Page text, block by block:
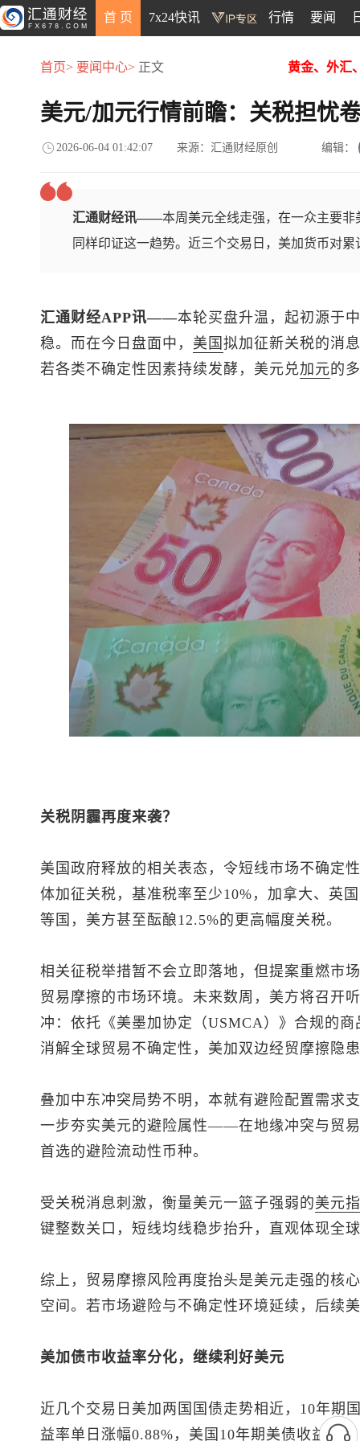
首 页 7x24快讯 行情 要闻
首页> 要闻中心> 正文 黄金、外汇
美元/加元行情前瞻：关税担忧
2026-06-04 01:42:07 来源：汇通财经原创 编辑：
汇通财经讯——本周美元全线走强，在一众主要
同样印证这一趋势。近三个交易日，美加货币对
汇通财经APP讯——本轮买盘升温，起初源于
稳。而在今日盘面中， 美国 拟加征新关税的消
若各类不确定性因素持续发酵， 美元兑加元的
关税阴霾再度来袭？
美国政府释放的相关表态，令短线市场不确定
体加征关税，基准税率至少10%，加拿大、英
等国，美方甚至酝酿12.5%的更高幅度关税。
相关征税举措暂不会立即落地，但提案重燃市
贸易摩擦的市场环境。未来数周，美方将召开
冲：依托《美墨加协定（USMCA）》合规的
消解全球贸易不确定性，美加双边经贸摩擦隐
叠加中东冲突局势不明，本就有避险配置需求
一步夯实美元的避险属性——在地缘冲突与贸
首选的避险流动性币种。
受关税消息刺激，衡量美元一篮子强弱的美元
键整数关口，短线均线稳步抬升，直观体现全
综上，贸易摩擦风险再度抬头是美元走强的核
空间。若市场避险与不确定性环境延续，后续
美加债市收益率分化，继续利好美元
近几个交易日美加两国国债走势相近，10年期
益率单日涨幅0.88%，美国10年期美债收益率